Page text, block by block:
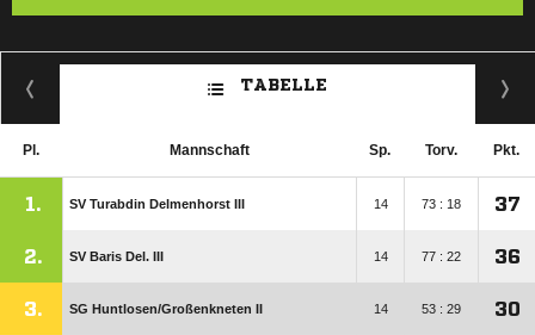
TABELLE
Pl. Mannschaft Sp. Torv. Pkt.
1. SV Turabdin Delmenhorst III 14 73 : 18 37
2. SV Baris Del. III 14 77 : 22 36
3. SG Huntlosen/​Großenkneten II 14 53 : 29 30